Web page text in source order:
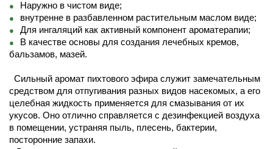
Наружно в чистом виде;
внутренне в разбавленном растительным маслом виде;
Для ингаляций как активный компонент ароматерапии;
В качестве основы для создания лечебных кремов,
бальзамов, мазей.
Сильный аромат пихтового эфира служит замечательным
средством для отпугивания разных видов насекомых, а его
целебная жидкость применяется для смазывания от их
укусов. Оно отлично справляется с дезинфекцией воздуха
в помещении, устраняя пыль, плесень, бактерии,
посторонние запахи.